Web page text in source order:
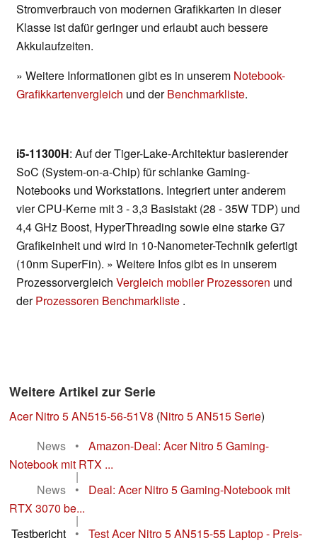
Stromverbrauch von modernen Grafikkarten in dieser
Klasse ist dafür geringer und erlaubt auch bessere
Akkulaufzeiten.
» Weitere Informationen gibt es in unserem Notebook-
Grafikkartenvergleich und derBenchmarkliste.
i5-11300H: Auf der Tiger-Lake-Architektur basierender
SoC (System-on-a-Chip) für schlanke Gaming-
Notebooks und Workstations. Integriert unter anderem
vier CPU-Kerne mit 3 - 3,3 Basistakt (28 - 35W TDP) und
4,4 GHz Boost, HyperThreading sowie eine starke G7
Grafikeinheit und wird in 10-Nanometer-Technik gefertigt
(10nm SuperFin). » Weitere Infos gibt es in unserem
Prozessorvergleich Vergleich mobiler Prozessoren und
derProzessoren Benchmarkliste .
Weitere Artikel zur Serie
Acer Nitro 5 AN515-56-51V8 (Nitro 5 AN515 Serie)
News
•
Amazon-Deal: Acer Nitro 5 Gaming-
Notebook mit RTX ...
|
News
•
Deal: Acer Nitro 5 Gaming-Notebook mit
RTX 3070 be...
|
Testbericht
•
Test Acer Nitro 5 AN515-55 Laptop - Preis-